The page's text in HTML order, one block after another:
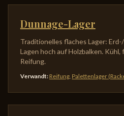
Dunnage-Lager
Traditionelles flaches Lager:
Lagen hoch auf Holzbalken.
Reifung.
Verwandt: Reifung, Palettenlager